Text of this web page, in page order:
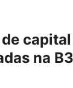
capital
na B3